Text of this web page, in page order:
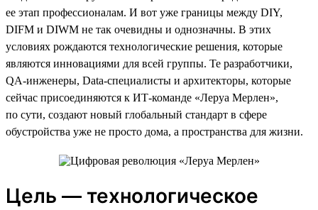
ее этап профессионалам. И вот уже границы между DIY,
DIFM и DIWM не так очевидны и однозначны. В этих
условиях рождаются технологические решения, которые
являются инновациями для всей группы. Те разработчики,
QA-инженеры, Data-специалисты и архитекторы, которые
сейчас присоединяются к ИТ-команде «Леруа Мерлен»,
по сути, создают новый глобальный стандарт в сфере
обустройства уже не просто дома, а пространства для жизни.
Цель — технологическое